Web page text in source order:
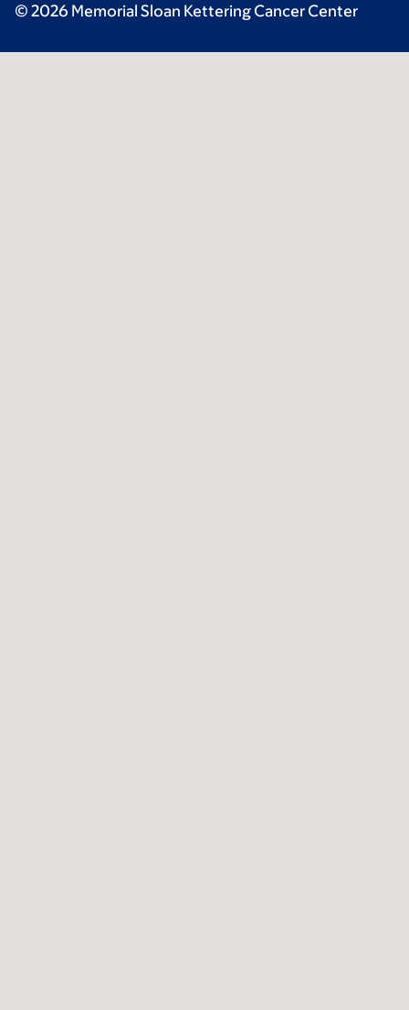
© 2026 Memorial Sloan Kettering Cancer Center